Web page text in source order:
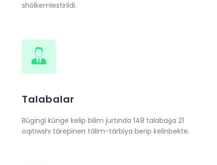
shólkemlestirildi.
Talabalar
Búgingi kúnge kelip bilim jurtında 148 talabaǵa 21
oqıtıwshı tárepinen tálim-tárbiya berip kelinbekte.